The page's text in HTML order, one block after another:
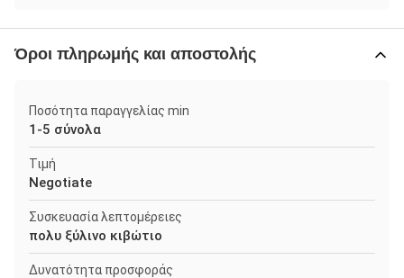
Όροι πληρωμής και αποστολής
Ποσότητα παραγγελίας min
1-5 σύνολα
Τιμή
Negotiate
Συσκευασία λεπτομέρειες
πολυ ξύλινο κιβώτιο
Δυνατότητα προσφοράς